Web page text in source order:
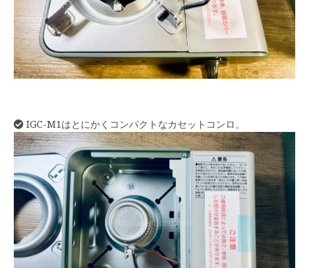
IGC-M1はとにかくコンパクトなカセットコンロ。